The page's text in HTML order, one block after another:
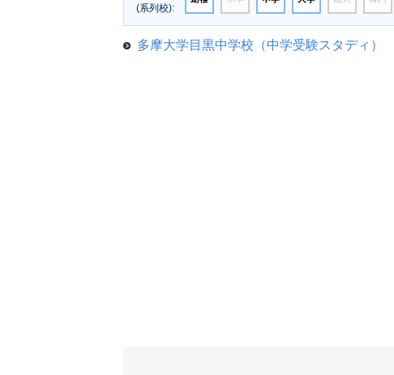
(系列校):
多摩大学目黒中学校（中学受験スタディ）